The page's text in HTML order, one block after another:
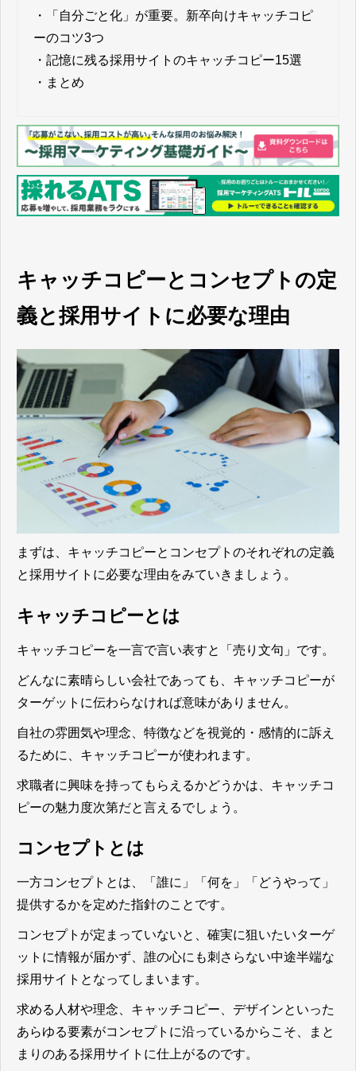
・
「自分ごと化」が重要。新卒向けキャッチコピ
ーのコツ3つ
・ 記憶に残る採用サイトのキャッチコピー15選
・ まとめ
キャッチコピーとコンセプトの定
義と採用サイトに必要な理由
まずは、キャッチコピーとコンセプトのそれぞれの定義
と採用サイトに必要な理由をみていきましょう。
キャッチコピーとは
キャッチコピーを一言で言い表すと「売り文句」 です。
どんなに素晴らしい会社であっても、キャッチコピーが
ターゲットに伝わらなければ意味がありません。
自社の雰囲気や理念、特徴などを視覚的・感情的に訴え
るために、キャッチコピーが使われます。
求職者に興味を持ってもらえるかどうかは、キャッチコ
ピーの魅力度次第だと言えるでしょう。
コンセプトとは
一方コンセプトとは、「誰に」「何を」「どうやって」
提供するかを定めた指針のこと です。
コンセプトが定まっていないと、確実に狙いたいターゲ
ットに情報が届かず、誰の心にも刺さらない中途半端な
採用サイトとなってしまいます。
求める人材や理念、キャッチコピー、デザインといった
あらゆる要素がコンセプトに沿っているからこそ、まと
まりのある採用サイトに仕上がるのです。